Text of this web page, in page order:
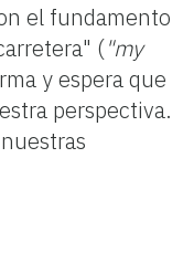
el fundamento
("my
y espera que
perspectiva.